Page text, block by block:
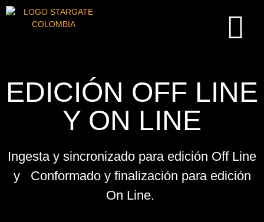
EDICIÓN OFF LINE
Y ON LINE
Ingesta y sincronizado para edición Off Line
y Conformado y finalización para edición
On Line.